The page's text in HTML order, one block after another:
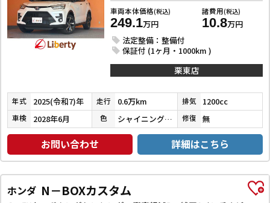
車両本体価格(税込)
249.1万円
諸費用(税込)
10.8万円
法定整備：整備付
保証付 (1ヶ月・1000km )
栗東店
年式 2025(令和7)年 走行 0.6万km 排気 1200cc
車検 2028年6月 色 シャイニングホワイトパール 修復 無
お問い合わせ 詳細はこちら
ホンダ N－BOXカスタム